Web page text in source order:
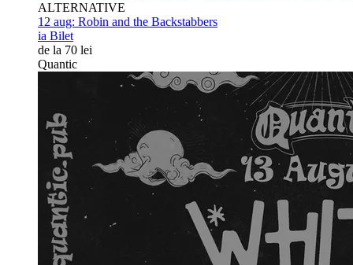
ALTERNATIVE
12 aug: Robin and the Backstabbers
ia Bilet
de la 70 lei
Quantic